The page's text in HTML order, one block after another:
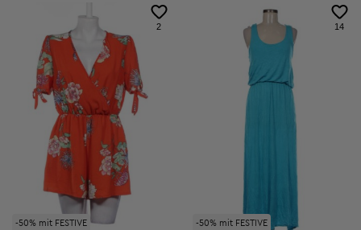
-50% mit FESTIVE
2
-50% mit FESTIVE
14